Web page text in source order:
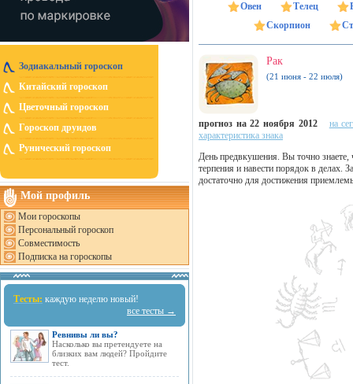
Зодиакальный гороскоп
Китайский гороскоп
Цветочный гороскоп
Гороскоп друидов
Рунический гороскоп
Мой профиль
Мои гороскопы
Персональный гороскоп
Совместимость
Подписка на гороскопы
Тесты: каждую неделю новый!
все тесты →
Ревнивы ли вы?
Насколько вы претендуете на
близких вам людей? Пройдите
тест.
Овен Телец
Скорпион
Рак
(21 июня - 22 июля)
прогноз на 22 ноября 2012
на
характеристика знака
День предвкушения. Вы точно знаете,
терпения и навести порядок в делах.
достаточно для достижения